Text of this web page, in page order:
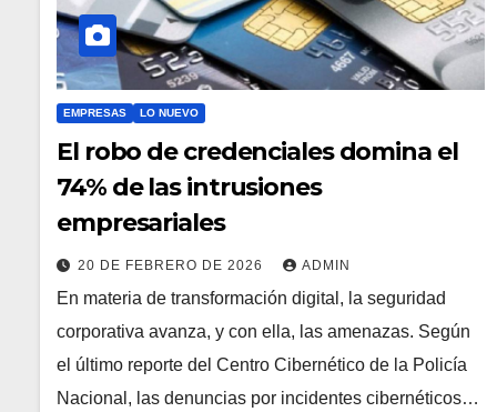
EMPRESAS LO NUEVO
El robo de credenciales domina el
74% de las intrusiones
empresariales
20 DE FEBRERO DE 2026 ADMIN
En materia de transformación digital, la seguridad
corporativa avanza, y con ella, las amenazas. Según
el último reporte del Centro Cibernético de la Policía
Nacional, las denuncias por incidentes cibernéticos…